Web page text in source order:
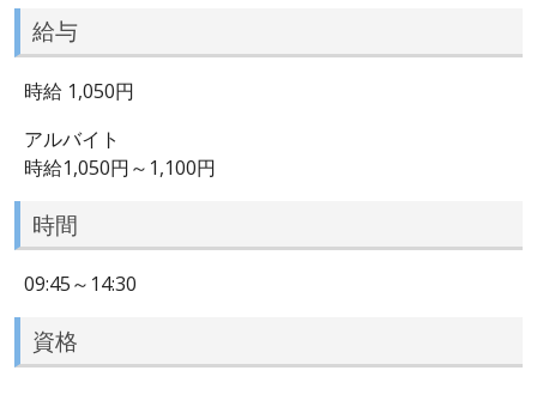
給与
時給 1,050円
アルバイト
時給1,050円～1,100円
時間
09:45～14:30
資格